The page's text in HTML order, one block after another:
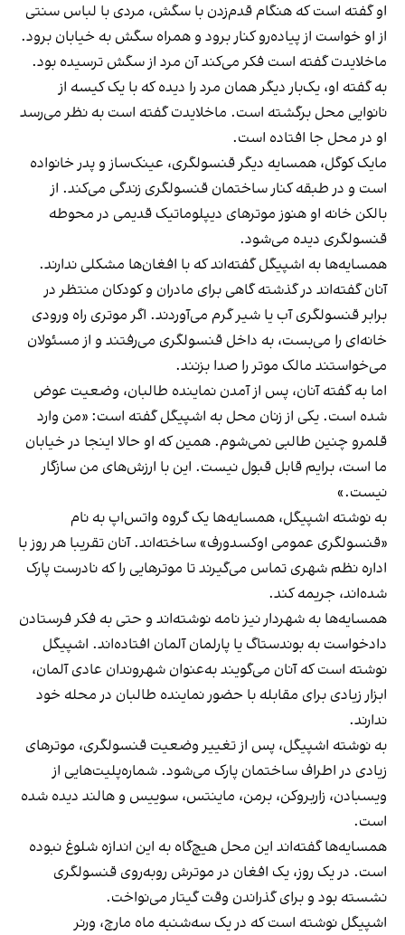
او گفته است که هنگام قدم‌زدن با سگش، مردی با لباس سنتی
از او خواست از پیاده‌رو کنار برود و همراه سگش به خیابان برود.
ماخلایدت گفته است فکر می‌کند آن مرد از سگش ترسیده بود.
به گفته او، یک‌بار دیگر همان مرد را دیده که با یک کیسه از
نانوایی محل برگشته است. ماخلایدت گفته است به نظر می‌رسد
او در محل جا افتاده است.
مایک کوگل، همسایه دیگر قنسولگری، عینک‌ساز و پدر خانواده
است و در طبقه کنار ساختمان قنسولگری زندگی می‌کند. از
بالکن خانه او هنوز موترهای دیپلوماتیک قدیمی در محوطه
قنسولگری دیده می‌شود.
همسایه‌ها به اشپیگل گفته‌اند که با افغان‌ها مشکلی ندارند.
آنان گفته‌اند در گذشته گاهی برای مادران و کودکان منتظر در
برابر قنسولگری آب یا شیر گرم می‌آوردند. اگر موتری راه ورودی
خانه‌ای را می‌بست، به داخل قنسولگری می‌رفتند و از مسئولان
می‌خواستند مالک موتر را صدا بزنند.
اما به گفته آنان، پس از آمدن نماینده طالبان، وضعیت عوض
شده است. یکی از زنان محل به اشپیگل گفته است: «من وارد
قلمرو چنین طالبی نمی‌شوم. همین که او حالا اینجا در خیابان
ما است، برایم قابل قبول نیست. این با ارزش‌های من سازگار
نیست.»
به نوشته اشپیگل، همسایه‌ها یک گروه واتس‌اپ به نام
«قنسولگری عمومی اوکسدورف» ساخته‌اند. آنان تقریبا هر روز با
اداره نظم شهری تماس می‌گیرند تا موترهایی را که نادرست پارک
شده‌اند، جریمه کند.
همسایه‌ها به شهردار نیز نامه نوشته‌اند و حتی به فکر فرستادن
دادخواست به بوندستاگ یا پارلمان آلمان افتاده‌اند. اشپیگل
نوشته است که آنان می‌گویند به‌عنوان شهروندان عادی آلمان،
ابزار زیادی برای مقابله با حضور نماینده طالبان در محله خود
ندارند.
به نوشته اشپیگل، پس از تغییر وضعیت قنسولگری، موترهای
زیادی در اطراف ساختمان پارک می‌شود. شماره‌پلیت‌هایی از
ویسبادن، زاربروکن، برمن، ماینتس، سوییس و هالند دیده شده
است.
همسایه‌ها گفته‌اند این محل هیچ‌گاه به این اندازه شلوغ نبوده
است. در یک روز، یک افغان در موترش روبه‌روی قنسولگری
نشسته بود و برای گذراندن وقت گیتار می‌نواخت.
اشپیگل نوشته است که در یک سه‌شنبه ماه مارچ، ورنر